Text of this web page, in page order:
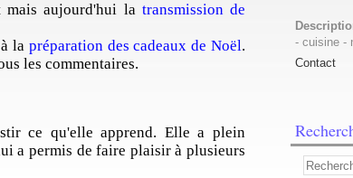
mais aujourd'hui la transmission de
la préparation des cadeaux de Noël.
les commentaires.
ce qu'elle apprend. Elle a plein
a permis de faire plaisir à plusieurs
- cuisine -
Contact